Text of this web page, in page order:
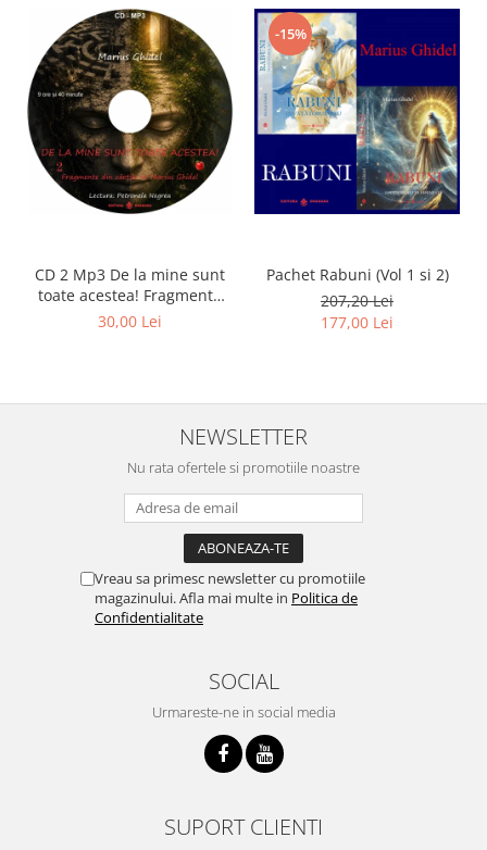
CD 2 Mp3 De la mine sunt
toate acestea! Fragmente
din cărțile lui Marius Ghidel
30,00 Lei
-15%
Pachet Rabuni (Vol 1 si 2)
207,20 Lei
177,00 Lei
NEWSLETTER
Nu rata ofertele si promotiile noastre
Vreau sa primesc newsletter cu promotiile
magazinului. Afla mai multe in Politica de
Confidentialitate
SOCIAL
Urmareste-ne in social media
SUPORT CLIENTI